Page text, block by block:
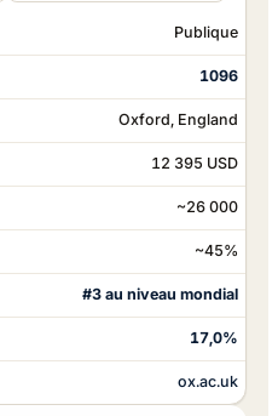
Publique
1096
Oxford, England
12 395 USD
~26 000
~45%
#3 au niveau mondial
17,0%
ox.ac.uk